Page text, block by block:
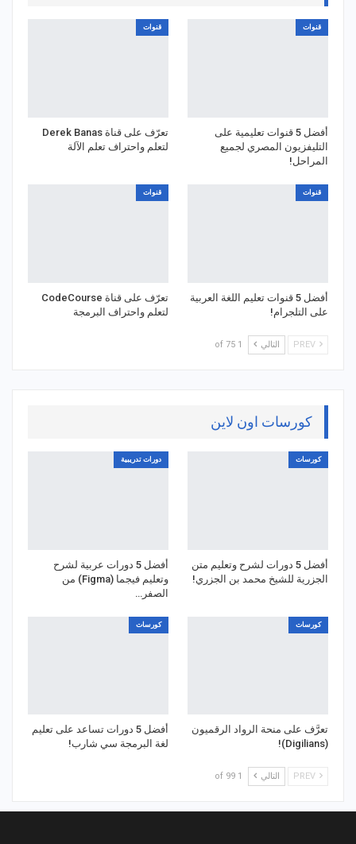
قنوات
أفضل 5 قنوات تعليمية على
التليفزيون المصري لجميع
المراحل!
قنوات
تعرّف على قناة Derek Banas
لتعلم واحتراف تعلم الآلة
قنوات
أفضل 5 قنوات تعليم اللغة العربية
على التلجرام!
قنوات
تعرّف على قناة CodeCourse
لتعلم واحتراف البرمجة
التالي 1 of 75
كورسات اون لاين
كورسات
أفضل 5 دورات لشرح وتعليم متن
الجزرية للشيخ محمد بن الجزري!
دورات تدريبية
أفضل 5 دورات عربية لشرح
وتعليم فيجما (Figma) من
الصفر…
كورسات
تعرَّف على منحة الرواد الرقميون
(Digilians)!
كورسات
أفضل 5 دورات تساعد على تعليم
لغة البرمجة سي شارب!
التالي 1 of 99